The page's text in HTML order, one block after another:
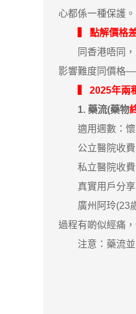
心都係一種保護。
▍ 點解價格
同香港唔同，大
影響難度同價格
▍ 2025年兩
1. 藥流(藥物
適用週數：懷
公立醫院收費
私立醫院收費
真實用戶分享
廣州阿玲(23歲)
過程有啲似經痛
注意：藥流並